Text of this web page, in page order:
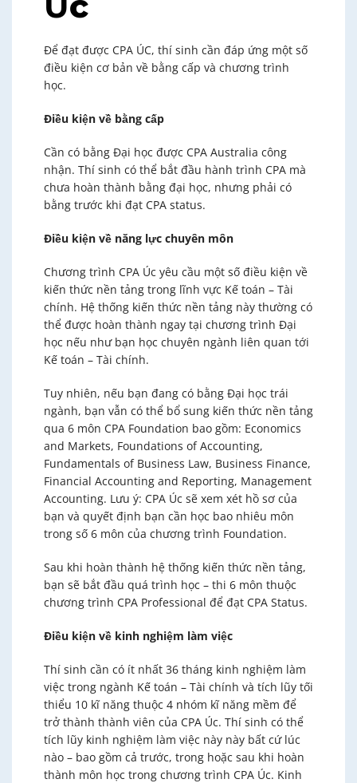
Để đạt được CPA ÚC, thí sinh cần đáp ứng một số
điều kiện cơ bản về bằng cấp và chương trình
học.
Điều kiện về bằng cấp
Cần có bằng Đại học được CPA Australia công
nhận. Thí sinh có thể bắt đầu hành trình CPA mà
chưa hoàn thành bằng đại học, nhưng phải có
bằng trước khi đạt CPA status.
Điều kiện về năng lực chuyên môn
Chương trình CPA Úc yêu cầu một số điều kiện về
kiến thức nền tảng trong lĩnh vực Kế toán – Tài
chính. Hệ thống kiến thức nền tảng này thường có
thể được hoàn thành ngay tại chương trình Đại
học nếu như bạn học chuyên ngành liên quan tới
Kế toán – Tài chính.
Tuy nhiên, nếu bạn đang có bằng Đại học trái
ngành, bạn vẫn có thể bổ sung kiến thức nền tảng
qua 6 môn CPA Foundation bao gồm: Economics
and Markets, Foundations of Accounting,
Fundamentals of Business Law, Business Finance,
Financial Accounting and Reporting, Management
Accounting. Lưu ý: CPA Úc sẽ xem xét hồ sơ của
bạn và quyết định bạn cần học bao nhiêu môn
trong số 6 môn của chương trình Foundation.
Sau khi hoàn thành hệ thống kiến thức nền tảng,
bạn sẽ bắt đầu quá trình học – thi 6 môn thuộc
chương trình CPA Professional để đạt CPA Status.
Điều kiện về kinh nghiệm làm việc
Thí sinh cần có ít nhất 36 tháng kinh nghiệm làm
việc trong ngành Kế toán – Tài chính và tích lũy tối
thiểu 10 kĩ năng thuộc 4 nhóm kĩ năng mềm để
trở thành thành viên của CPA Úc. Thí sinh có thể
tích lũy kinh nghiệm làm việc này này bất cứ lúc
nào – bao gồm cả trước, trong hoặc sau khi hoàn
thành môn học trong chương trình CPA Úc. Kinh